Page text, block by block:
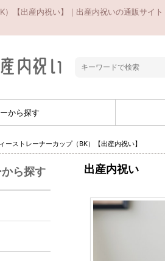
）【出産内祝い】｜出産内祝いの通販サイト
から探す
ーストレーナーカップ（BK）【出産内祝い】
出産内祝い
ら探す